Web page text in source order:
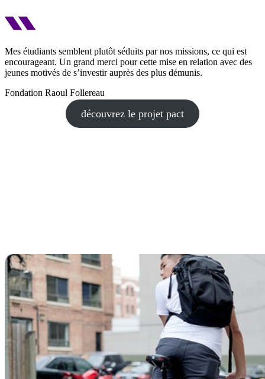
Mes étudiants semblent plutôt séduits par nos missions, ce qui est
encourageant. Un grand merci pour cette mise en relation avec des
jeunes motivés de s’investir auprès des plus démunis.
Fondation Raoul Follereau
découvrez le projet pact